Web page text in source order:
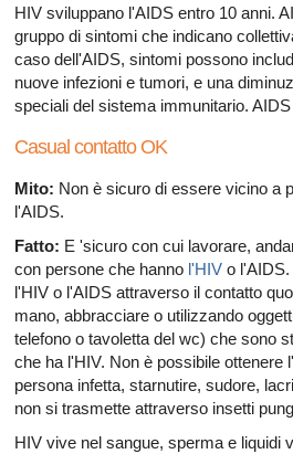
HIV sviluppano l'AIDS entro 10 anni.
gruppo di sintomi che indicano
caso dell'AIDS, sintomi possono
nuove infezioni e tumori, e una
speciali del sistema immunitario.
Casual contatto OK
Mito: Non è sicuro di essere vicino a
l'AIDS.
Fatto: E 'sicuro con cui lavorare,
con persone che hanno l'HIV o
l'HIV o l'AIDS attraverso il contatto
mano, abbracciare o utilizzando
telefono o tavoletta del wc) che sono
che ha l'HIV. Non è possibile ottenere
persona infetta, starnutire, sudore,
non si trasmette attraverso insetti
HIV vive nel sangue, sperma e liquidi